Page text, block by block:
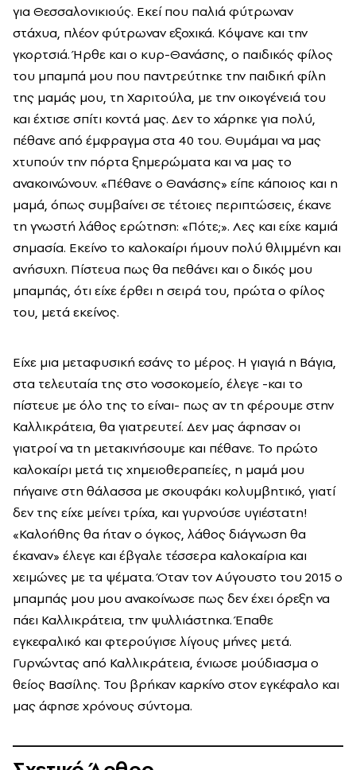
για Θεσσαλονικιούς. Εκεί που παλιά φύτρωναν
στάχυα, πλέον φύτρωναν εξοχικά. Κόψανε και την
γκορτσιά. Ήρθε και ο κυρ-Θανάσης, ο παιδικός φίλος
του μπαμπά μου που παντρεύτηκε την παιδική φίλη
της μαμάς μου, τη Χαριτούλα, με την οικογένειά του
και έχτισε σπίτι κοντά μας. Δεν το χάρηκε για πολύ,
πέθανε από έμφραγμα στα 40 του. Θυμάμαι να μας
χτυπούν την πόρτα ξημερώματα και να μας το
ανακοινώνουν. «Πέθανε ο Θανάσης» είπε κάποιος και η
μαμά, όπως συμβαίνει σε τέτοιες περιπτώσεις, έκανε
τη γνωστή λάθος ερώτηση: «Πότε;». Λες και είχε καμιά
σημασία. Εκείνο το καλοκαίρι ήμουν πολύ θλιμμένη και
ανήσυχη. Πίστευα πως θα πεθάνει και ο δικός μου
μπαμπάς, ότι είχε έρθει η σειρά του, πρώτα ο φίλος
του, μετά εκείνος.
Είχε μια μεταφυσική εσάνς το μέρος. Η γιαγιά η Βάγια,
στα τελευταία της στο νοσοκομείο, έλεγε -και το
πίστευε με όλο της το είναι- πως αν τη φέρουμε στην
Καλλικράτεια, θα γιατρευτεί. Δεν μας άφησαν οι
γιατροί να τη μετακινήσουμε και πέθανε. Το πρώτο
καλοκαίρι μετά τις χημειοθεραπείες, η μαμά μου
πήγαινε στη θάλασσα με σκουφάκι κολυμβητικό, γιατί
δεν της είχε μείνει τρίχα, και γυρνούσε υγιέστατη!
«Καλοήθης θα ήταν ο όγκος, λάθος διάγνωση θα
έκαναν» έλεγε και έβγαλε τέσσερα καλοκαίρια και
χειμώνες με τα ψέματα. Όταν τον Αύγουστο του 2015 ο
μπαμπάς μου μου ανακοίνωσε πως δεν έχει όρεξη να
πάει Καλλικράτεια, την ψυλλιάστηκα. Έπαθε
εγκεφαλικό και φτερούγισε λίγους μήνες μετά.
Γυρνώντας από Καλλικράτεια, ένιωσε μούδιασμα ο
θείος Βασίλης. Του βρήκαν καρκίνο στον εγκέφαλο και
μας άφησε χρόνους σύντομα.